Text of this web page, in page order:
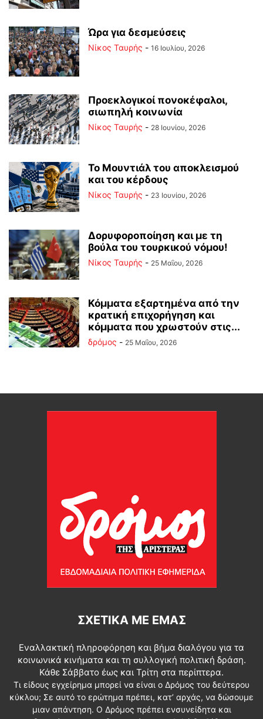
Ώρα για δεσμεύσεις
Νίκος Ταυρής - 16 Ιουλίου, 2026
Προεκλογικοί πονοκέφαλοι,
σιωπηλή κοινωνία
Νίκος Ταυρής - 28 Ιουνίου, 2026
Το Μουντιάλ του αποκλεισμού
και του κέρδους
Νίκος Ταυρής - 23 Ιουνίου, 2026
Δορυφοροποίηση και με τη
βούλα του τουρκικού νόμου!
Νίκος Ταυρής - 25 Μαΐου, 2026
Κόμματα εξαρτημένα από την
κρατική επιχορήγηση και
κόμματα που χρωστούν στις...
δρόμος - 25 Μαΐου, 2026
ΣΧΕΤΙΚΆ ΜΕ ΕΜΆΣ
Εναλλακτική πληροφόρηση και βήμα διαλόγου για τα
κοινωνικά κινήματα και τη συλλογική πολιτική δράση.
Κάθε Σάββατο έως και Τρίτη στα περίπτερα.
Τι είδους εγχείρημα μπορεί να είναι ο Δρόμος του δεύτερου
κύκλου; Σε αυτό το ερώτημα πρέπει, κατ’ αρχάς, να δώσουμε
μιαν απάντηση. Ο Δρόμος πρέπει ενσυνείδητα και